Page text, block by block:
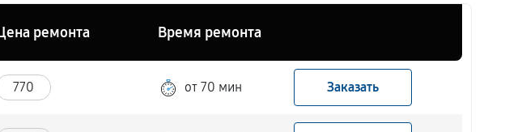
ремонта Время ремонта
770 от 70 мин Заказать